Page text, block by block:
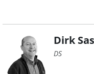
Dirk
DS